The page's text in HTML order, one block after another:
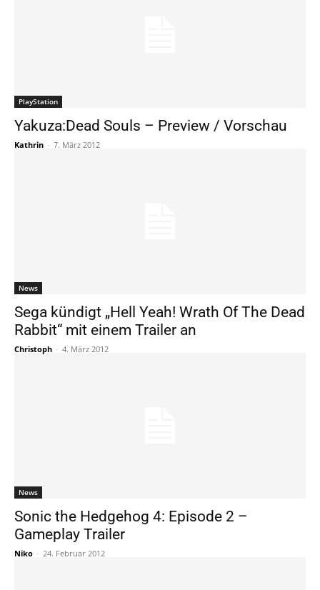
PlayStation
Yakuza:Dead Souls – Preview / Vorschau
Kathrin - 7. März 2012
News
Sega kündigt „Hell Yeah! Wrath Of The Dead
Rabbit“ mit einem Trailer an
Christoph - 4. März 2012
News
Sonic the Hedgehog 4: Episode 2 –
Gameplay Trailer
Niko - 24. Februar 2012